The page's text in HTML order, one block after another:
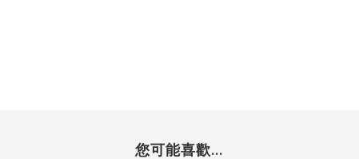
您可能喜歡...